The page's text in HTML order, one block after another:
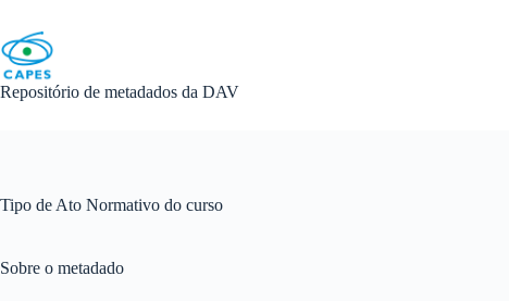
content
Repositório de metadados da DAV
Tipo de Ato Normativo do curso
Sobre o metadado